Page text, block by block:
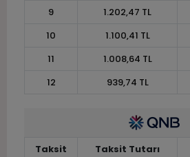
9
1.202,47 TL
10
1.100,41 TL
11
1.008,64 TL
12
939,74 TL
Taksit Taksit Tutarı